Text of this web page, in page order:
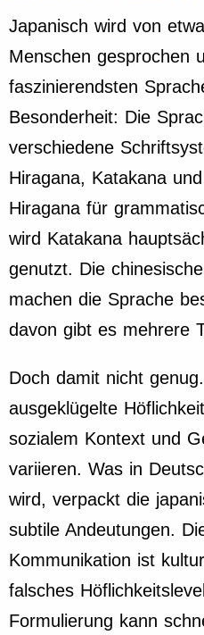
Japanisch wird von
Menschen gesprochen
faszinierendsten
Besonderheit: Die
verschiedene
Hiragana, Katakana
Hiragana für
wird Katakana
genutzt. Die
machen die Sprache
davon gibt es mehrere
Doch damit nicht
ausgeklügelte
sozialem Kontext und
variieren. Was in
wird, verpackt die
subtile Andeutungen.
Kommunikation ist
falsches
Formulierung kann